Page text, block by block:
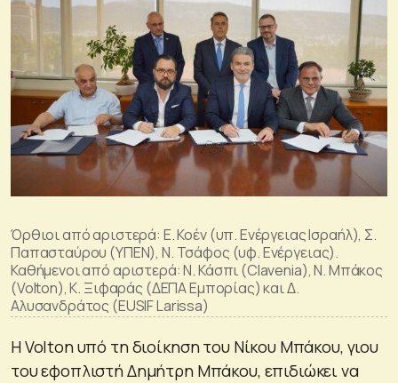
Όρθιοι από αριστερά: Ε. Κοέν (υπ. Ενέργειας Ισραήλ), Σ.
Παπασταύρου (ΥΠΕΝ), Ν. Τσάφος (υφ. Ενέργειας).
Καθήμενοι από αριστερά: Ν. Κάσπι (Clavenia), Ν. Μπάκος
(Volton), Κ. Ξιφαράς (ΔΕΠΑ Εμπορίας) και Δ.
Αλυσανδράτος (EUSIF Larissa)
Η Volton υπό τη διοίκηση του Νίκου Μπάκου, γιου
του εφοπλιστή Δημήτρη Μπάκου, επιδιώκει να